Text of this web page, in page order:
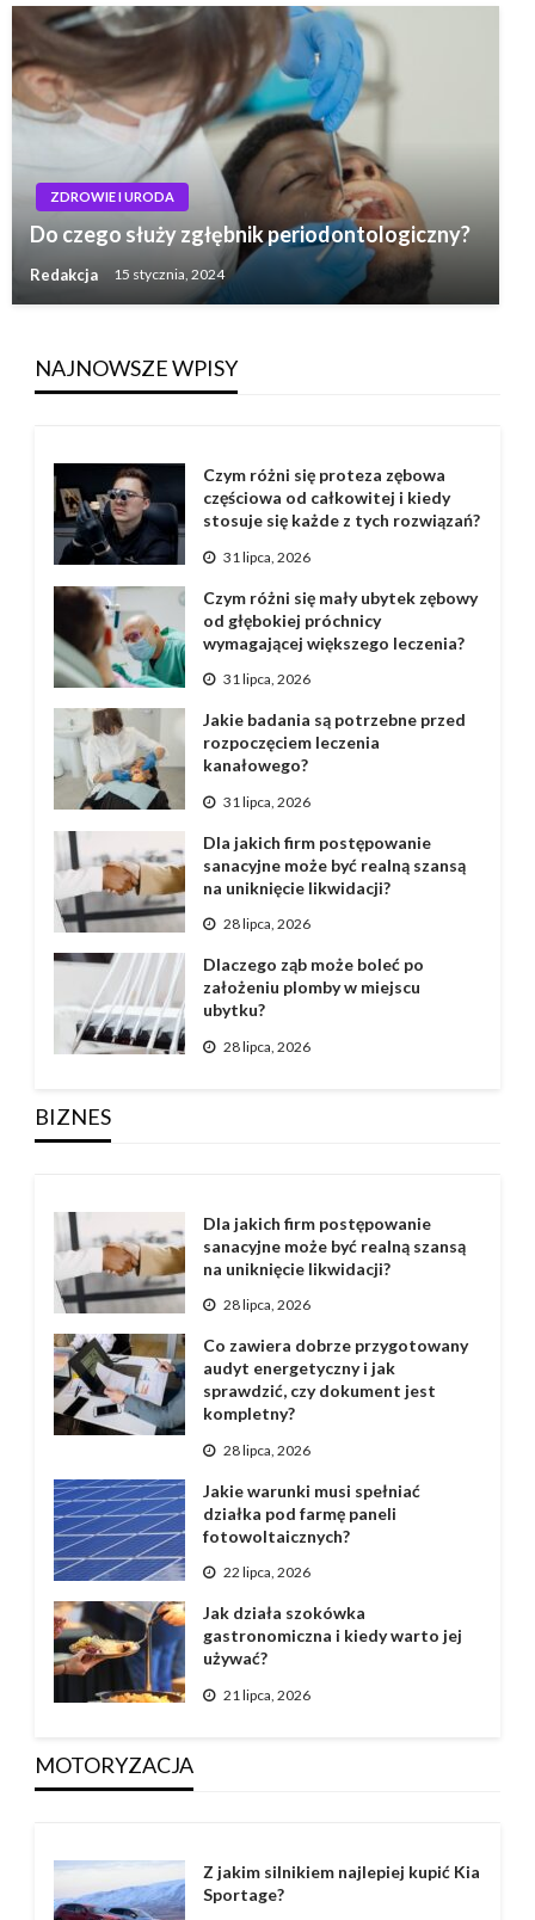
ZDROWIE I URODA
Do czego służy zgłębnik periodontologiczny?
Redakcja 15 stycznia, 2024
NAJNOWSZE WPISY
Czym różni się proteza zębowa
częściowa od całkowitej i kiedy
stosuje się każde z tych rozwiązań?
31 lipca, 2026
Czym różni się mały ubytek zębowy
od głębokiej próchnicy
wymagającej większego leczenia?
31 lipca, 2026
Jakie badania są potrzebne przed
rozpoczęciem leczenia
kanałowego?
31 lipca, 2026
Dla jakich firm postępowanie
sanacyjne może być realną szansą
na uniknięcie likwidacji?
28 lipca, 2026
Dlaczego ząb może boleć po
założeniu plomby w miejscu
ubytku?
28 lipca, 2026
BIZNES
Dla jakich firm postępowanie
sanacyjne może być realną szansą
na uniknięcie likwidacji?
28 lipca, 2026
Co zawiera dobrze przygotowany
audyt energetyczny i jak
sprawdzić, czy dokument jest
kompletny?
28 lipca, 2026
Jakie warunki musi spełniać
działka pod farmę paneli
fotowoltaicznych?
22 lipca, 2026
Jak działa szokówka
gastronomiczna i kiedy warto jej
używać?
21 lipca, 2026
MOTORYZACJA
Z jakim silnikiem najlepiej kupić Kia
Sportage?